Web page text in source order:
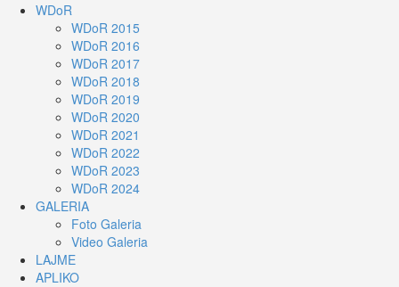
WDoR
WDoR 2015
WDoR 2016
WDoR 2017
WDoR 2018
WDoR 2019
WDoR 2020
WDoR 2021
WDoR 2022
WDoR 2023
WDoR 2024
GALERIA
Foto Galeria
Video Galeria
LAJME
APLIKO